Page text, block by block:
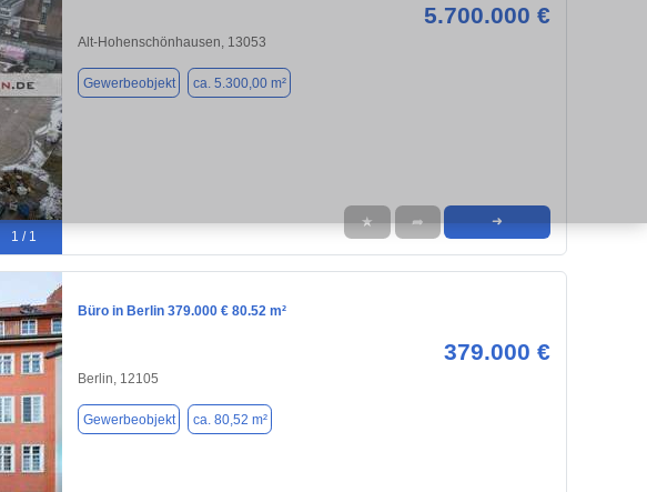
1 / 1
5.700.000 €
Alt-Hohenschönhausen, 13053
Gewerbeobjekt ca. 5.300,00 m²
★ ➦ ➜
Büro in Berlin 379.000 € 80.52 m²
379.000 €
Berlin, 12105
Gewerbeobjekt ca. 80,52 m²